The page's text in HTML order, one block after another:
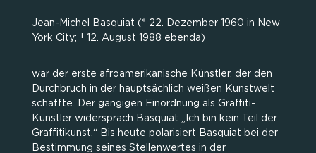
Jean-Michel Basquiat (* 22. Dezember 1960 in New
York City; † 12. August 1988 ebenda)
war der erste afroamerikanische Künstler, der den
Durchbruch in der hauptsächlich weißen Kunstwelt
schaffte. Der gängigen Einordnung als Graffiti-
Künstler widersprach Basquiat „Ich bin kein Teil der
Graffitikunst.“ Bis heute polarisiert Basquiat bei der
Bestimmung seines Stellenwertes in der